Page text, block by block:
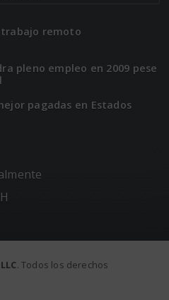
remoto
pleno empleo en 2009 pese
pagadas en Estados
. Todos los derechos